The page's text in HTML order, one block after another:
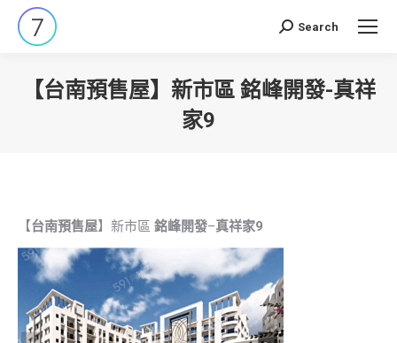
Search:
Search
【台南預售屋】新市區 銘峰開發-真祥
家9
【台南預售屋】新市區 銘峰開發–真祥家9